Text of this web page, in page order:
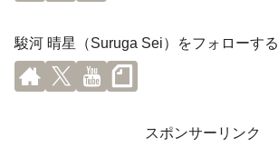
駿河 晴星（Suruga Sei）をフォローする
スポンサーリンク